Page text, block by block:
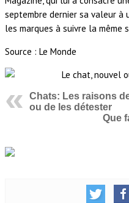
septembre dernier sa valeur à
les marques à suivre la même
Source : Le Monde
Chats: Les raisons
ou de les détester
Que